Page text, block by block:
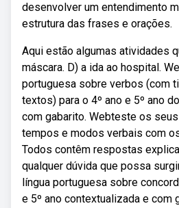
desenvolver um entendimento
estrutura das frases e orações.
Aqui estão algumas atividades
máscara. D) a ida ao hospital.
portuguesa sobre verbos (com
textos) para o 4º ano e 5º ano
com gabarito. Webteste os
tempos e modos verbais com
Todos contêm respostas
qualquer dúvida que possa
língua portuguesa sobre
e 5º ano contextualizada e com